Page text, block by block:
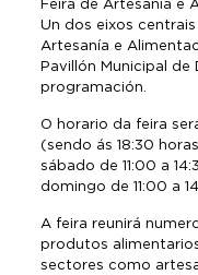
Feira de Artesanía e
Un dos eixos
Artesanía e
Pavillón Municipal
programación.
O horario da feira
(sendo ás 18:30
sábado de 11:00 a
domingo de 11:00 a
A feira reunirá
produtos
sectores como